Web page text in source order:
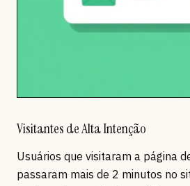
Visitantes de Alta Intenção
Usuários que visitaram a página
passaram mais de 2 minutos no